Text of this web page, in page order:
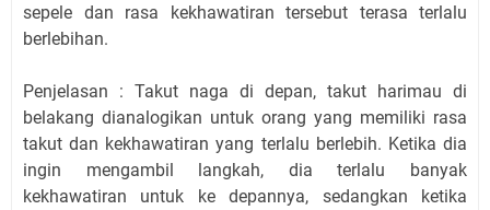
sepele dan rasa kekhawatiran tersebut terasa terlalu
berlebihan.
Penjelasan : Takut naga di depan, takut harimau di
belakang dianalogikan untuk orang yang memiliki rasa
takut dan kekhawatiran yang terlalu berlebih. Ketika dia
ingin mengambil langkah, dia terlalu banyak
kekhawatiran untuk ke depannya, sedangkan ketika